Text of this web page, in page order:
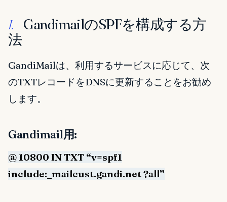
I.
GandimailのSPFを構成する方
法
GandiMailは、利用するサービスに応じて、次
のTXTレコードをDNSに更新することをお勧め
します。
Gandimail用:
@ 10800 IN TXT “v=spf1
include:_mailcust.gandi.net ?all”